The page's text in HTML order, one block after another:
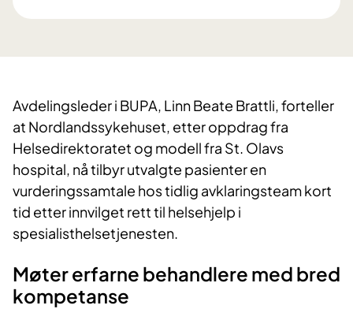
Avdelingsleder i BUPA, Linn Beate Brattli, forteller
at Nordlandssykehuset, etter oppdrag fra
Helsedirektoratet og modell fra St. Olavs
hospital, nå tilbyr utvalgte pasienter en
vurderingssamtale hos tidlig avklaringsteam kort
tid etter innvilget rett til helsehjelp i
spesialisthelsetjenesten.
Møter erfarne behandlere med bred
kompetanse